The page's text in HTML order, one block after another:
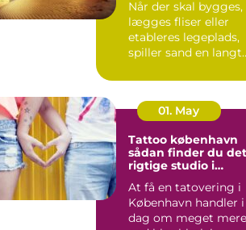
Når der skal bygges,
lægges fliser eller
etableres legeplads,
spiller sand en langt
01. May
Tattoo københavn
sådan finder du det
rigtige studio i
At få en tatovering i
København handler i
dag om meget mere